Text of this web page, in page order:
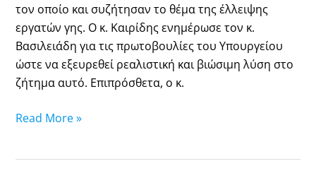
τον οποίο και συζήτησαν το θέμα της έλλειψης
εργατών γης. Ο κ. Καιρίδης ενημέρωσε τον κ.
Βασιλειάδη για τις πρωτοβουλίες του Υπουργείου
ώστε να εξευρεθεί ρεαλιστική και βιώσιμη λύση στο
ζήτημα αυτό. Επιπρόσθετα, ο κ.
Read More »